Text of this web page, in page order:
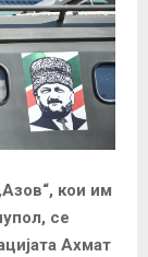
кои им
се
Ахмат